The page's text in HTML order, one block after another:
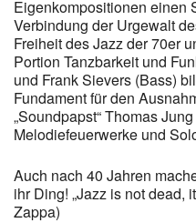
Eigenkompositionen einen
Verbindung der Urgewalt
Freiheit des Jazz der 70er
Portion Tanzbarkeit und
und Frank Sievers (Bass)
Fundament für den
„Soundpapst“ Thomas
Melodiefeuerwerke und
Auch nach 40 Jahren
ihr Ding! „Jazz is not dead,
Zappa)